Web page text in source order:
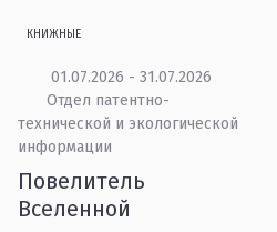
КНИЖНЫЕ
01.07.2026 - 31.07.2026
Отдел патентно-
технической и экологической
информации
Повелитель
Вселенной